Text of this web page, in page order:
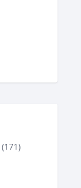
(171)